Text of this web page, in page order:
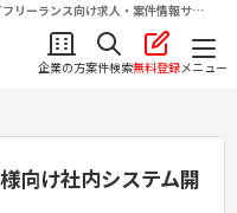
リーランス向け求人・案件情報サイ
企業の方案件検索無料登録メニュー
向け社内システム開